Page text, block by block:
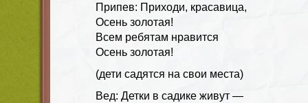
Припев: Приходи, красавица,
Осень золотая!
Всем ребятам нравится
Осень золотая!
(дети садятся на свои места)
Вед: Детки в садике живут —